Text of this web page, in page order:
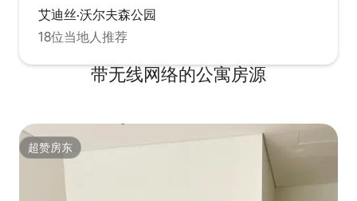
艾迪丝·沃尔夫森公园
18位当地人推荐
带无线网络的公寓房源
超赞房东
超赞房东